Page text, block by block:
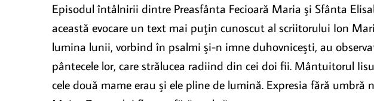
Episodul întâlnirii dintre Preasfânta Fecioară Maria şi Sfânta
această evocare un text mai puţin cunoscut al scriitorului Ion
lumina lunii, vorbind în psalmi şi-n imne duhovniceşti, au
pântecele lor, care strălucea radiind din cei doi fii. Mântuitorul
cele două mame erau şi ele pline de lumină. Expresia fără